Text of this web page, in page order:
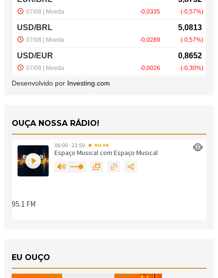
Desenvolvido por Investing.com
OUÇA NOSSA RÁDIO!
EU OUÇO